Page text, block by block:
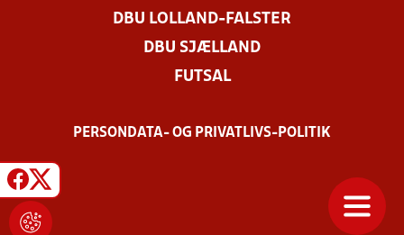
DBU LOLLAND-FALSTER
DBU SJÆLLAND
FUTSAL
PERSONDATA- OG PRIVATLIVS-POLITIK